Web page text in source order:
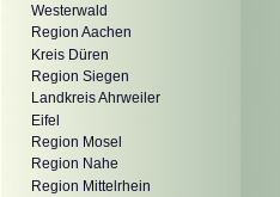
Westerwald
Region Aachen
Kreis Düren
Region Siegen
Landkreis Ahrweiler
Eifel
Region Mosel
Region Nahe
Region Mittelrhein